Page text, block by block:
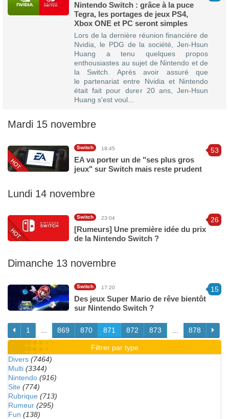
Nintendo Switch : grâce à la puce
Tegra, les portages de jeux PS4,
Xbox ONE et PC seront simples
Lors de la dernière réunion financière de
Nvidia, le PDG de la société, Jen-Hsun
Huang a tenu quelques propos
enthousiastes au sujet de Nintendo et de
la Switch. Après avoir assuré que
le partenariat entre Nvidia et Nintendo
était fait pour durer 20 ans, Jen-Hsun
Huang s'est voul...
Mardi 15 novembre
53
Switch 18:45
EA va porter un de "ses plus gros
jeux" sur Switch mais reste prudent
Lundi 14 novembre
26
Switch 23:04
[Rumeurs] Une première idée du prix
de la Nintendo Switch ?
Dimanche 13 novembre
15
Switch 17:20
Des jeux Super Mario de rêve bientôt
sur Nintendo Switch ?
1 869 870 871 872 873 878
Filtrer par type
Divers (7464)
Multi (3344)
Nintendo (916)
Site (774)
Rubrique (713)
Rumeur (295)
Fun (138)